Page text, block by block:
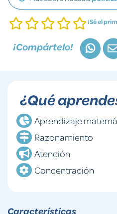
¡Sé el
¡Compártelo!
¿Qué
Aprendizaje
Razonamiento
Atención
Concentración
Características